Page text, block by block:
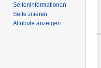
Seiten­­informationen
Seite zitieren
Attribute anzeigen